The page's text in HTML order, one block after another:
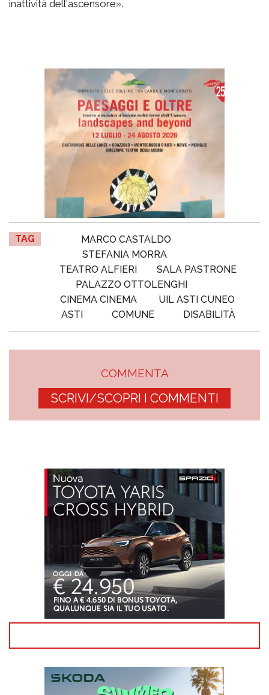
inattività dell'ascensore».
TAG
MARCO CASTALDO
STEFANIA MORRA
TEATRO ALFIERI
SALA PASTRONE
PALAZZO OTTOLENGHI
CINEMA CINEMA
UIL ASTI CUNEO
ASTI
COMUNE DISABILITÀ
COMMENTA
SCRIVI/SCOPRI I COMMENTI